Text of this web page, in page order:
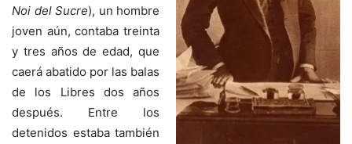
Noi del Sucre), un hombre
joven aún, contaba treinta
y tres años de edad, que
caerá abatido por las balas
de los Libres dos años
después. Entre los
detenidos estaba también